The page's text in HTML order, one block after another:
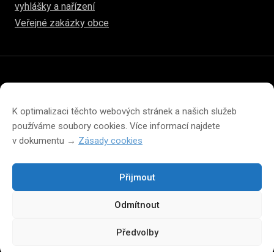
K optimalizaci těchto webových stránek a našich služeb
používáme soubory cookies. Více informací najdete
v dokumentu → Zásady cookies
Přijmout
Odmítnout
Předvolby
vyhlášky a nařízení
Veřejné zakázky obce
Prohlášení o přístupnosti
Prohlášení o ochraně soukromí
Zásady cookies (EU)
Změna velikosti písma na webu